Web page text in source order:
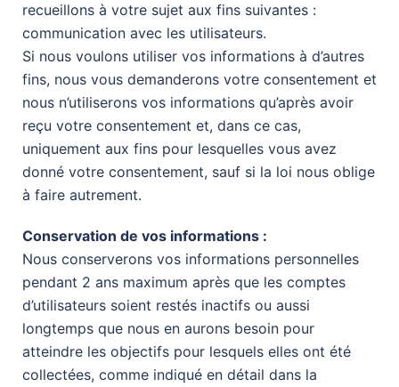
recueillons à votre sujet aux fins suivantes :
communication avec les utilisateurs.
Si nous voulons utiliser vos informations à d’autres
fins, nous vous demanderons votre consentement et
nous n’utiliserons vos informations qu’après avoir
reçu votre consentement et, dans ce cas,
uniquement aux fins pour lesquelles vous avez
donné votre consentement, sauf si la loi nous oblige
à faire autrement.
Conservation de vos informations :
Nous conserverons vos informations personnelles
pendant 2 ans maximum après que les comptes
d’utilisateurs soient restés inactifs ou aussi
longtemps que nous en aurons besoin pour
atteindre les objectifs pour lesquels elles ont été
collectées, comme indiqué en détail dans la